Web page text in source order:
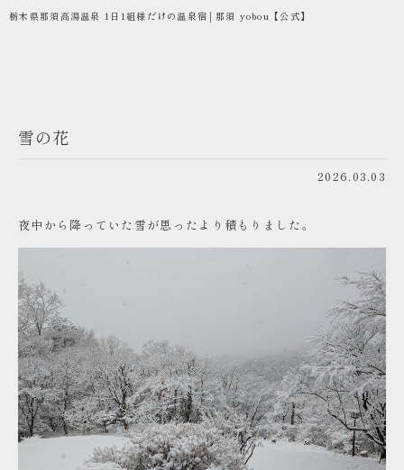
栃木県那須高湯温泉 1日1組様だけの温泉宿│那須 yobou【公式】
雪の花
2026.03.03
夜中から降っていた雪が思ったより積もりました。